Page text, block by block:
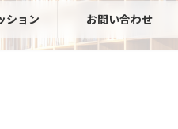
ション お問い合わせ